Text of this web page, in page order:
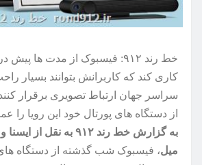
خط رند ۹۱۲: فیسبوک از مدت ها
کاری کند که کاربرانش بتوانند بسیار
سراسر جهان ارتباط تصویری برقرار کنند
از دستگاه های پورتال خود این رویا
به گزارش خط رند ۹۱۲ به نقل
میل، فیسبوک شب گذشته از دستگاه